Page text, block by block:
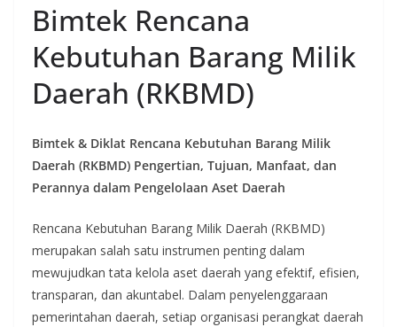
Bimtek Rencana
Kebutuhan Barang Milik
Daerah (RKBMD)
Bimtek & Diklat Rencana Kebutuhan Barang Milik
Daerah (RKBMD) Pengertian, Tujuan, Manfaat, dan
Perannya dalam Pengelolaan Aset Daerah
Rencana Kebutuhan Barang Milik Daerah (RKBMD)
merupakan salah satu instrumen penting dalam
mewujudkan tata kelola aset daerah yang efektif, efisien,
transparan, dan akuntabel. Dalam penyelenggaraan
pemerintahan daerah, setiap organisasi perangkat daerah